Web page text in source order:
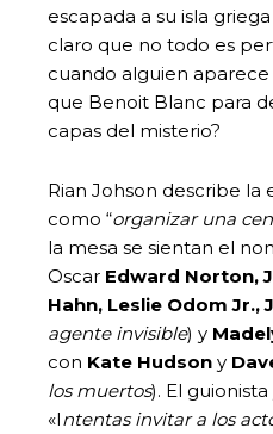
escapada a su isla
claro que no todo es
cuando alguien
que Benoit Blanc para
capas del misterio?
Rian Johson describe la
como “organizar una
la mesa se sientan el
Oscar Edward Norton,
Hahn, Leslie Odom Jr.,
agente invisible) y
con Kate Hudson y
los muertos). El
«Intentas invitar a los